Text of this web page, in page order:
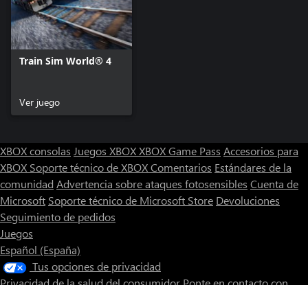
Train Sim World® 4
Ver juego
XBOX consolas Juegos XBOXXBOX Game Pass Accesorios para
XBOX Soporte técnico de XBOXComentarios Estándares de la
comunidad Advertencia sobre ataques fotosensibles Cuenta de
Microsoft Soporte técnico de Microsoft Store Devoluciones
Seguimiento de pedidos
Juegos
Español (España)
Tus opciones de privacidad